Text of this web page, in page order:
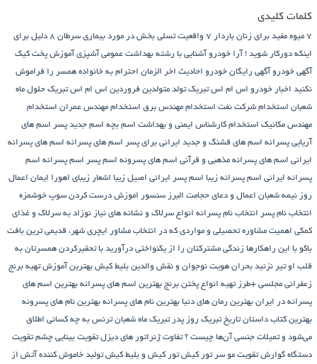
کلمات کلیدی
7 میوه مفید برای زنان باردار 7 واقعیت تسلی بخش در مورد بیماری سرطان
8 دلیل برای
اینکه دورکار شوید ! آرا خودرو آشنایی با رشته بهداشت عمومی آشپزی آموزش پخت کیک
آگهی خودرو آگهی رایگان خودرو احادیث اخر الزمان احترام به خانواده همسر را فراموش
نکنید اخبار خودرو اس ام اس تبریک تولد متولدین فروردین اس ام اس تبریک حلول ماه
شعبان استخدام شرکت نفت استخدام مهندس برق استخدام مهندس عمران استخدام
مهندس مکانیک استخدام کارشناس ایمنی و بهداشت اسم بچه اسم جدید پسر اسم های
آریایی پسرانه اسم های قشنگ و جدید ایرانی برای پسر اسم های پسرانه اسم های پسرانه
ایرانی اسم های پسرانه مذهبی و قرآنی اسم های پسرونه اسم پسر اسم پسرانه اسم
پسرانه ایرانی اسم پسرانه زیبا اسم پسر ایرانی اصیل زیبا اشعار زیبای اهورا ایمان اعمال
روز نیمه شعبان اعمال و دعای حجامت البرز سنسور اموزش درست کردن سوپ خوشمزه
انتخاب نام پسر انتخاب نام پسرانه انواع سرلاک و نشانه های نیاز نوزاد به سرلاک و غذای
کمکی اهمیت مشاوره تحصیلی و مواردی که در انتخاب مشاور ایچری شهر، قدیمی ترین بافت
باکو با این راهکارها زندگی مشترکتان را از یکنواختی درآورید با تحقیرکردن همسرتان به
قلب او تیر نزنید بحران هویت نوجوان و نقش والدین بلیط کیش بهترین آموزش تهیه برنج
زعفرانی مجلسی +طرز تهیه انواع پختن برنج بهترین اسم های پسرانه بهترین اسم های
پسرانه در ایران بهترین رمان های دنیا بهترین نام های پسرانه بهترین نام های پسرونه
بهترین کتاب داستان تاریخ تبریک روز پدر تبریک ماه شعبان ترنس به چه کسانی اطلاق
می‌شود و تمیلات جنسی آن‌ها چیست ؟ تفاوت ژنراتور های دیزل تقویت بینایی چشم تقویت
دستگاه گوارش تقویت مو سر تور کیش تور کیش و بلیط کیش تولید خاموش کننده آتش از